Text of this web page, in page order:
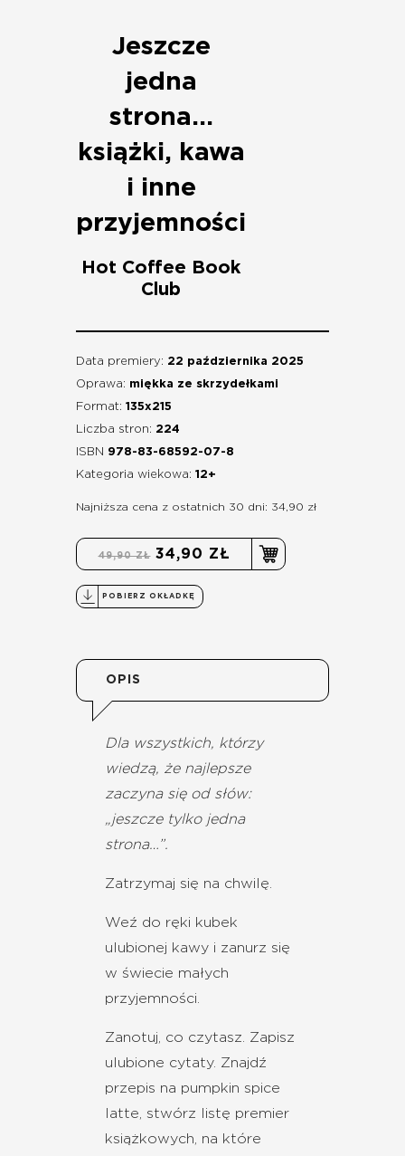
Jeszcze
jedna
strona…
książki, kawa
i inne
przyjemności
Hot Coffee Book
Club
Data premiery: 22 października 2025
Oprawa: miękka ze skrzydełkami
Format: 135x215
Liczba stron: 224
ISBN 978-83-68592-07-8
Kategoria wiekowa: 12+
Najniższa cena z ostatnich 30 dni: 34,90 zł
49,90 ZŁ 34,90 ZŁ
POBIERZ OKŁADKĘ
OPIS
Dla wszystkich, którzy
wiedzą, że najlepsze
zaczyna się od słów:
„jeszcze tylko jedna
strona…”.
Zatrzymaj się na chwilę.
Weź do ręki kubek
ulubionej kawy i zanurz się
w świecie małych
przyjemności.
Zanotuj, co czytasz. Zapisz
ulubione cytaty. Znajdź
przepis na pumpkin spice
latte, stwórz listę premier
książkowych, na które